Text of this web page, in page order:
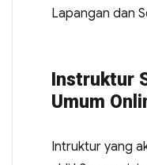
Lapangan dan
Instruktur
Umum
Intruktur yang